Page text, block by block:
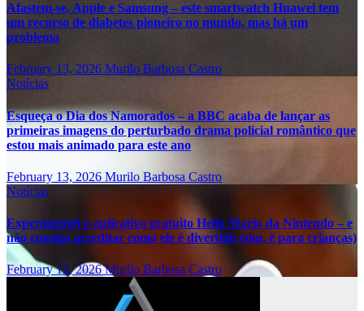
Afastem-se, Apple e Samsung – este smartwatch Huawei tem
um recurso de diabetes pioneiro no mundo, mas há um
problema
February 13, 2026 Murilo Barbosa Castro
Notícias
Esqueça o Dia dos Namorados – a BBC acaba de lançar as
primeiras imagens do perturbado drama policial romântico que
estou mais animado para este ano
February 13, 2026 Murilo Barbosa Castro
Notícias
Experimentei o aplicativo gratuito Hello Mario da Nintendo – e
não consigo acreditar como ele é divertido (sim, é para crianças)
February 13, 2026Murilo Barbosa Castro